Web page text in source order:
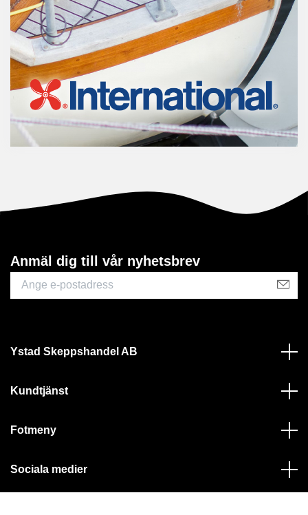
Anmäl dig till vår nyhetsbrev
Ystad Skeppshandel AB
Kundtjänst
Fotmeny
Sociala medier